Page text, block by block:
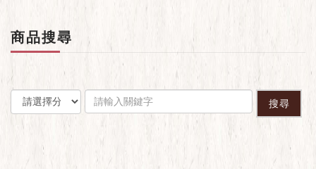
商品搜尋
搜尋